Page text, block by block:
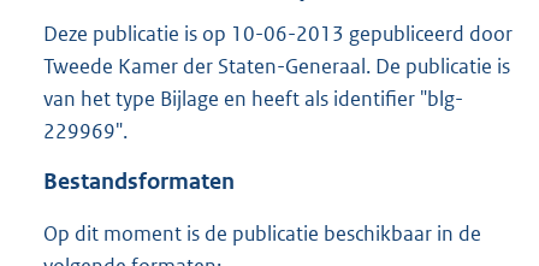
e
:
1
Deze publicatie is op 10-06-2013 gepubliceerd door
Tweede Kamer der Staten-Generaal. De publicatie is
van het type Bijlage en heeft als identifier "blg-
229969".
Bestandsformaten
Op dit moment is de publicatie beschikbaar in de